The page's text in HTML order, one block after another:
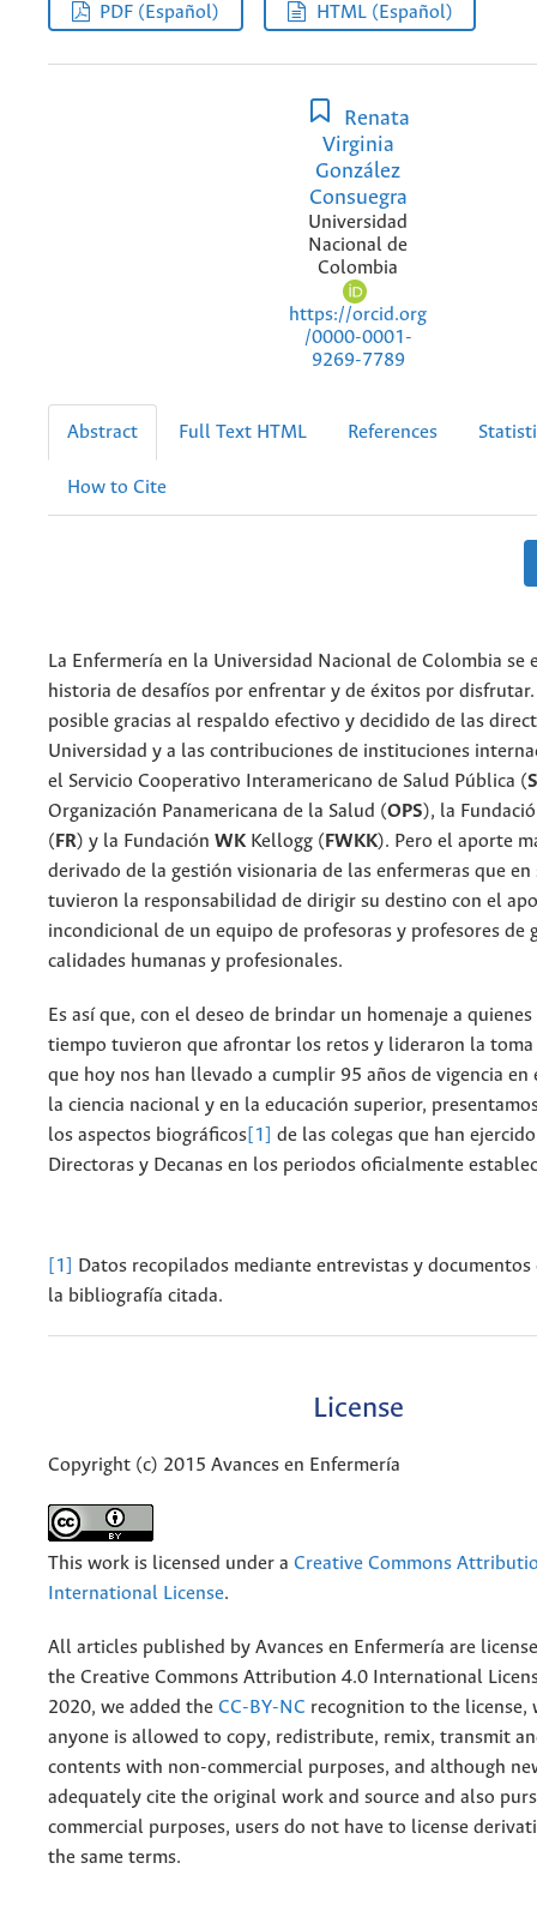
PDF (Español) HTML (Español)
Renata
Virginia
González
Consuegra
Universidad
Nacional de
Colombia
https://orcid.org
/0000-0001-
9269-7789
Abstract Full Text HTML References
How to Cite
La Enfermería en la Universidad Nacional de Colombia se
historia de desafíos por enfrentar y de éxitos por
posible gracias al respaldo efectivo y decidido de las
Universidad y a las contribuciones de instituciones
el Servicio Cooperativo Interamericano de Salud Pública (
Organización Panamericana de la Salud (OPS), la
( FR) y la Fundación WKKellogg ( FWKK). Pero el aporte
derivado de la gestión visionaria de las enfermeras que
tuvieron la responsabilidad de dirigir su destino con el
incondicional de un equipo de profesoras y profesores de
calidades humanas y profesionales.
Es así que, con el deseo de brindar un homenaje a
tiempo tuvieron que afrontar los retos y lideraron la toma
que hoy nos han llevado a cumplir 95 años de vigencia en
la ciencia nacional y en la educación superior,
los aspectos biográficos [1]
de las colegas que han
Directoras y Decanas en los periodos oficialmente
[1]
Datos recopilados mediante entrevistas y
la bibliografía citada.
License
Copyright (c) 2015 Avances en Enfermería
This work is licensed under a Creative Commons
International License.
All articles published by Avances en Enfermería are
the Creative Commons Attribution 4.0 International
2020, we added the CC-BY-NC recognition to the license,
anyone is allowed to copy, redistribute, remix, transmit
contents with non-commercial purposes, and although
adequately cite the original work and source and also
commercial purposes, users do not have to license
the same terms.